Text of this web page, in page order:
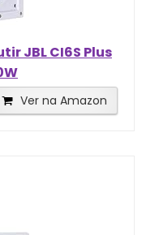
JBL CI6S Plus
Ver na Amazon